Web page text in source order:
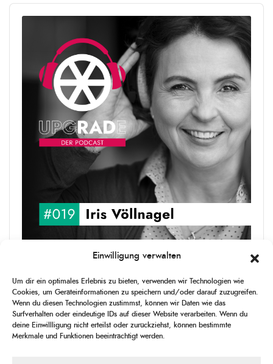
Einwilligung verwalten
Um dir ein optimales Erlebnis zu bieten, verwenden wir Technologien wie
Cookies, um Geräteinformationen zu speichern und/oder darauf zuzugreifen.
Wenn du diesen Technologien zustimmst, können wir Daten wie das
Surfverhalten oder eindeutige IDs auf dieser Website verarbeiten. Wenn du
deine Einwillligung nicht erteilst oder zurückziehst, können bestimmte
Merkmale und Funktionen beeinträchtigt werden.
Audio
Player
upgRADe #019 Iris Völlnagel
und gearbeitet, spricht mehrere Sprachen und berichtet
leidenschaftlich gerne über das, was sie erlebt – als Journalistin,
[...]
1X
PLAY